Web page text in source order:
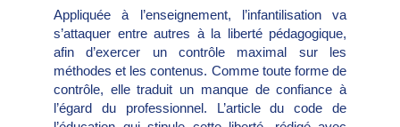
Appliquée à l’enseignement, l’infantilisation va
s’attaquer entre autres à la liberté pédagogique,
afin d’exercer un contrôle maximal sur les
méthodes et les contenus. Comme toute forme de
contrôle, elle traduit un manque de confiance à
l’égard du professionnel. L’article du code de